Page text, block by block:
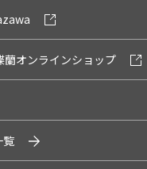
蘭オンラインショップ
覧